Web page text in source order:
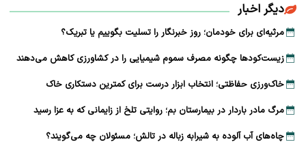
دیگر اخبار
مرثیه‌ای برای خودمان؛ روز خبرنگار را تسلیت بگوییم یا تبریک؟
زیست‌کودها چگونه مصرف سموم شیمیایی را در کشاورزی کاهش می‌دهند
خاک‌ورزی حفاظتی؛ انتخاب ابزار درست برای کمترین دستکاری خاک
مرگ مادر باردار در بیمارستان بم؛ روایتی تلخ از زایمانی که به عزا رسید
چاه‌های آب آلوده به شیرابه زباله در تالش؛ مسئولان چه می‌گویند؟